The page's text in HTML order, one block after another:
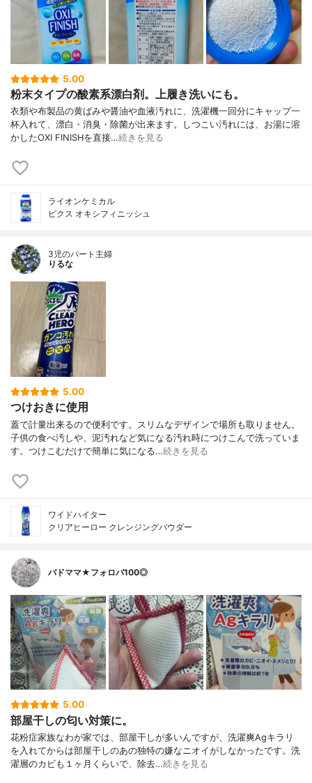
5.00
粉末タイプの酸素系漂白剤。上履き洗いにも。
衣類や布製品の黄ばみや醤油や血液汚れに、洗濯機一回分にキャップ一
杯入れて、漂白・消臭・除菌が出来ます。しつこい汚れには、お湯に溶
かしたOXI FINISHを直接…続きを見る
ライオンケミカル
ピクス オキシフィニッシュ
3児のパート主婦
りるな
5.00
つけおきに使用
蓋で計量出来るので便利です。スリムなデザインで場所も取りません。
子供の食べ汚しや、泥汚れなど気になる汚れ時につけこんで洗っていま
す。つけこむだけで簡単に気になる…続きを見る
ワイドハイター
クリアヒーロー クレンジングパウダー
バドママ★フォロバ100◎
5.00
部屋干しの匂い対策に。
花粉症家族なわが家では、部屋干しが多いんですが、洗濯爽Agキラリ
を入れてからは部屋干しのあの独特の嫌なニオイがしなかったです。洗
濯層のカビも１ヶ月くらいで、除去…続きを見る